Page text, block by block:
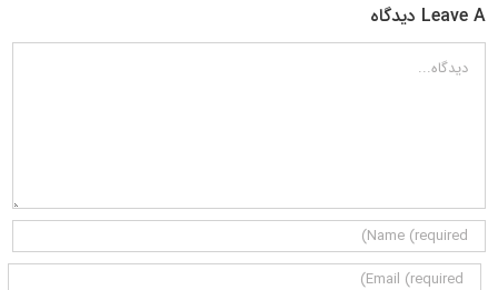
Leave A دیدگاه
دیدگاه